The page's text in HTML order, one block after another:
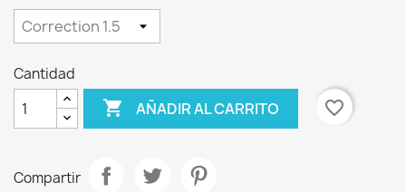
Cantidad
 AÑADIR AL CARRITO favorite_border
Compartir